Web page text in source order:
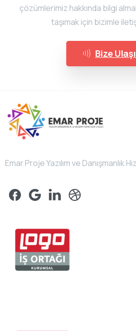
çözümlerimiz hakkında bilgi
taşımak için bizimle
Bize
Emar Proje Yazılım ve Danışmanlık